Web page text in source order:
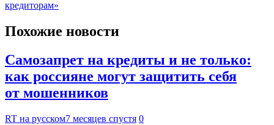
кредиторам»
Похожие новости
Самозапрет на кредиты и не только:
как россияне могут защитить себя
от мошенников
RT на русском7 месяцев спустя 0